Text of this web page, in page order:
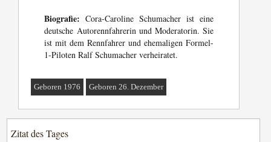
Biografie: Cora-Caroline Schumacher ist eine
deutsche Autorennfahrerin und Moderatorin. Sie
ist mit dem Rennfahrer und ehemaligen Formel-
1-Piloten Ralf Schumacher verheiratet.
Geboren 1976 Geboren 26. Dezember
Zitat des Tages